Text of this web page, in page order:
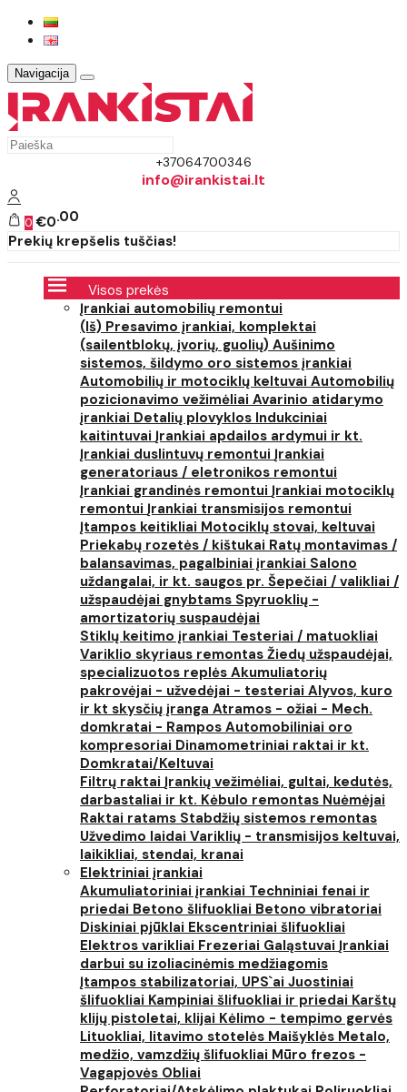
Navigacija
+37064700346
info@irankistai.lt
0 €0 00
Prekių krepšelis tuščias!
Visos prekės
Įrankiai automobilių remontui
(Iš) Presavimo įrankiai, komplektai
(sailentblokų, įvorių, guolių) Aušinimo
sistemos, šildymo oro sistemos įrankiai
Automobilių ir motociklų keltuvai Automobilių
pozicionavimo vežimėliai Avarinio atidarymo
įrankiai Detalių plovyklos Indukciniai
kaitintuvai Įrankiai apdailos ardymui ir kt.
Įrankiai duslintuvų remontui Įrankiai
generatoriaus / eletronikos remontui
Įrankiai grandinės remontui Įrankiai motociklų
remontui Įrankiai transmisijos remontui
Įtampos keitikliai Motociklų stovai, keltuvai
Priekabų rozetės / kištukai Ratų montavimas /
balansavimas, pagalbiniai įrankiai Salono
uždangalai, ir kt. saugos pr. Šepečiai / valikliai /
užspaudėjai gnybtams Spyruoklių -
amortizatorių suspaudėjai
Stiklų keitimo įrankiai Testeriai / matuokliai
Variklio skyriaus remontas Žiedų užspaudėjai,
specializuotos replės Akumuliatorių
pakrovėjai - užvedėjai - testeriai Alyvos, kuro
ir kt skysčių įranga Atramos - ožiai - Mech.
domkratai - Rampos Automobiliniai oro
kompresoriai Dinamometriniai raktai ir kt.
Domkratai/Keltuvai
Filtrų raktai Įrankių vežimėliai, gultai, kedutės,
darbastaliai ir kt. Kėbulo remontas Nuėmėjai
Raktai ratams Stabdžių sistemos remontas
Užvedimo laidai Variklių - transmisijos keltuvai,
laikikliai, stendai, kranai
Elektriniai įrankiai
Akumuliatoriniai įrankiai Techniniai fenai ir
priedai Betono šlifuokliai Betono vibratoriai
Diskiniai pjūklai Ekscentriniai šlifuokliai
Elektros varikliai Frezeriai Galąstuvai Įrankiai
darbui su izoliacinėmis medžiagomis
Įtampos stabilizatoriai, UPS`ai Juostiniai
šlifuokliai Kampiniai šlifuokliai ir priedai Karštų
klijų pistoletai, klijai Kėlimo - tempimo gervės
Lituokliai, litavimo stotelės Maišyklės Metalo,
medžio, vamzdžių šlifuokliai Mūro frezos -
Vagapjovės Obliai